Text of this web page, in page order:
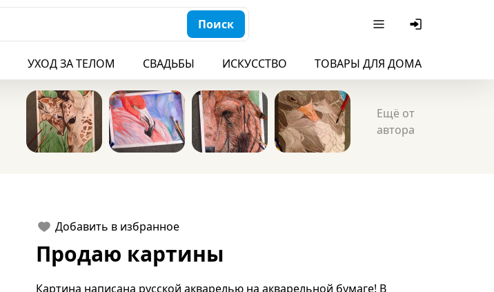
Поиск
УХОД ЗА ТЕЛОМ СВАДЬБЫ ИСКУССТВО ТОВАРЫ ДЛЯ ДОМА
Ещё от
автора
Добавить в избранное
Продаю картины
Картина написана русской акварелью на акварельной бумаге! В